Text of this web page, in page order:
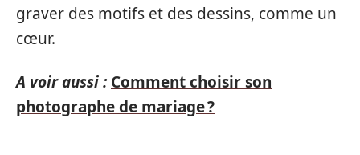
graver des motifs et des dessins, comme un
cœur.
A voir aussi : Comment choisir son
photographe de mariage ?